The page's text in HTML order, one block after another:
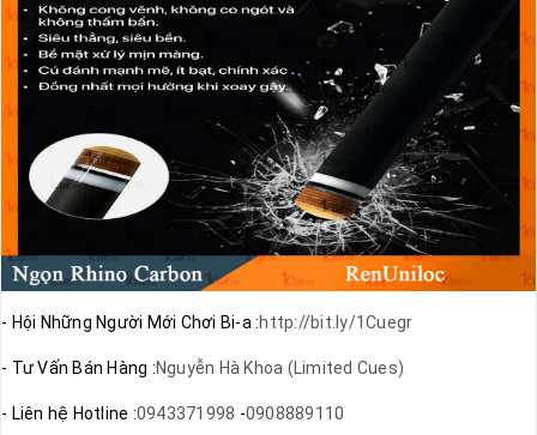
- Hội Những Người Mới Chơi Bi-a :http://bit.ly/1Cuegr
- Tư Vấn Bán Hàng :Nguyễn Hà Khoa (Limited Cues)
- Liên hệ Hotline :0943371998 -0908889110